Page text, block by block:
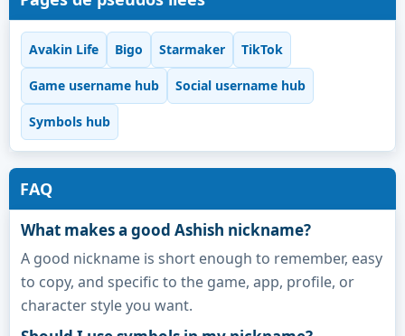
Avakin Life Bigo Starmaker TikTok
Game username hub Social username hub
Symbols hub
FAQ
What makes a good Ashish nickname?
A good nickname is short enough to remember, easy
to copy, and specific to the game, app, profile, or
character style you want.